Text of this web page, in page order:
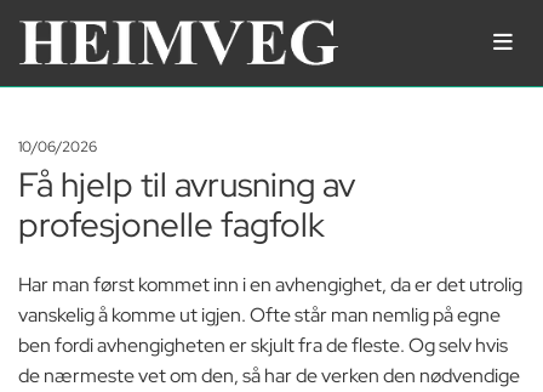
10/06/2026
Få hjelp til avrusning av
profesjonelle fagfolk
Har man først kommet inn i en avhengighet, da er det utrolig
vanskelig å komme ut igjen. Ofte står man nemlig på egne
ben fordi avhengigheten er skjult fra de fleste. Og selv hvis
de nærmeste vet om den, så har de verken den nødvendige